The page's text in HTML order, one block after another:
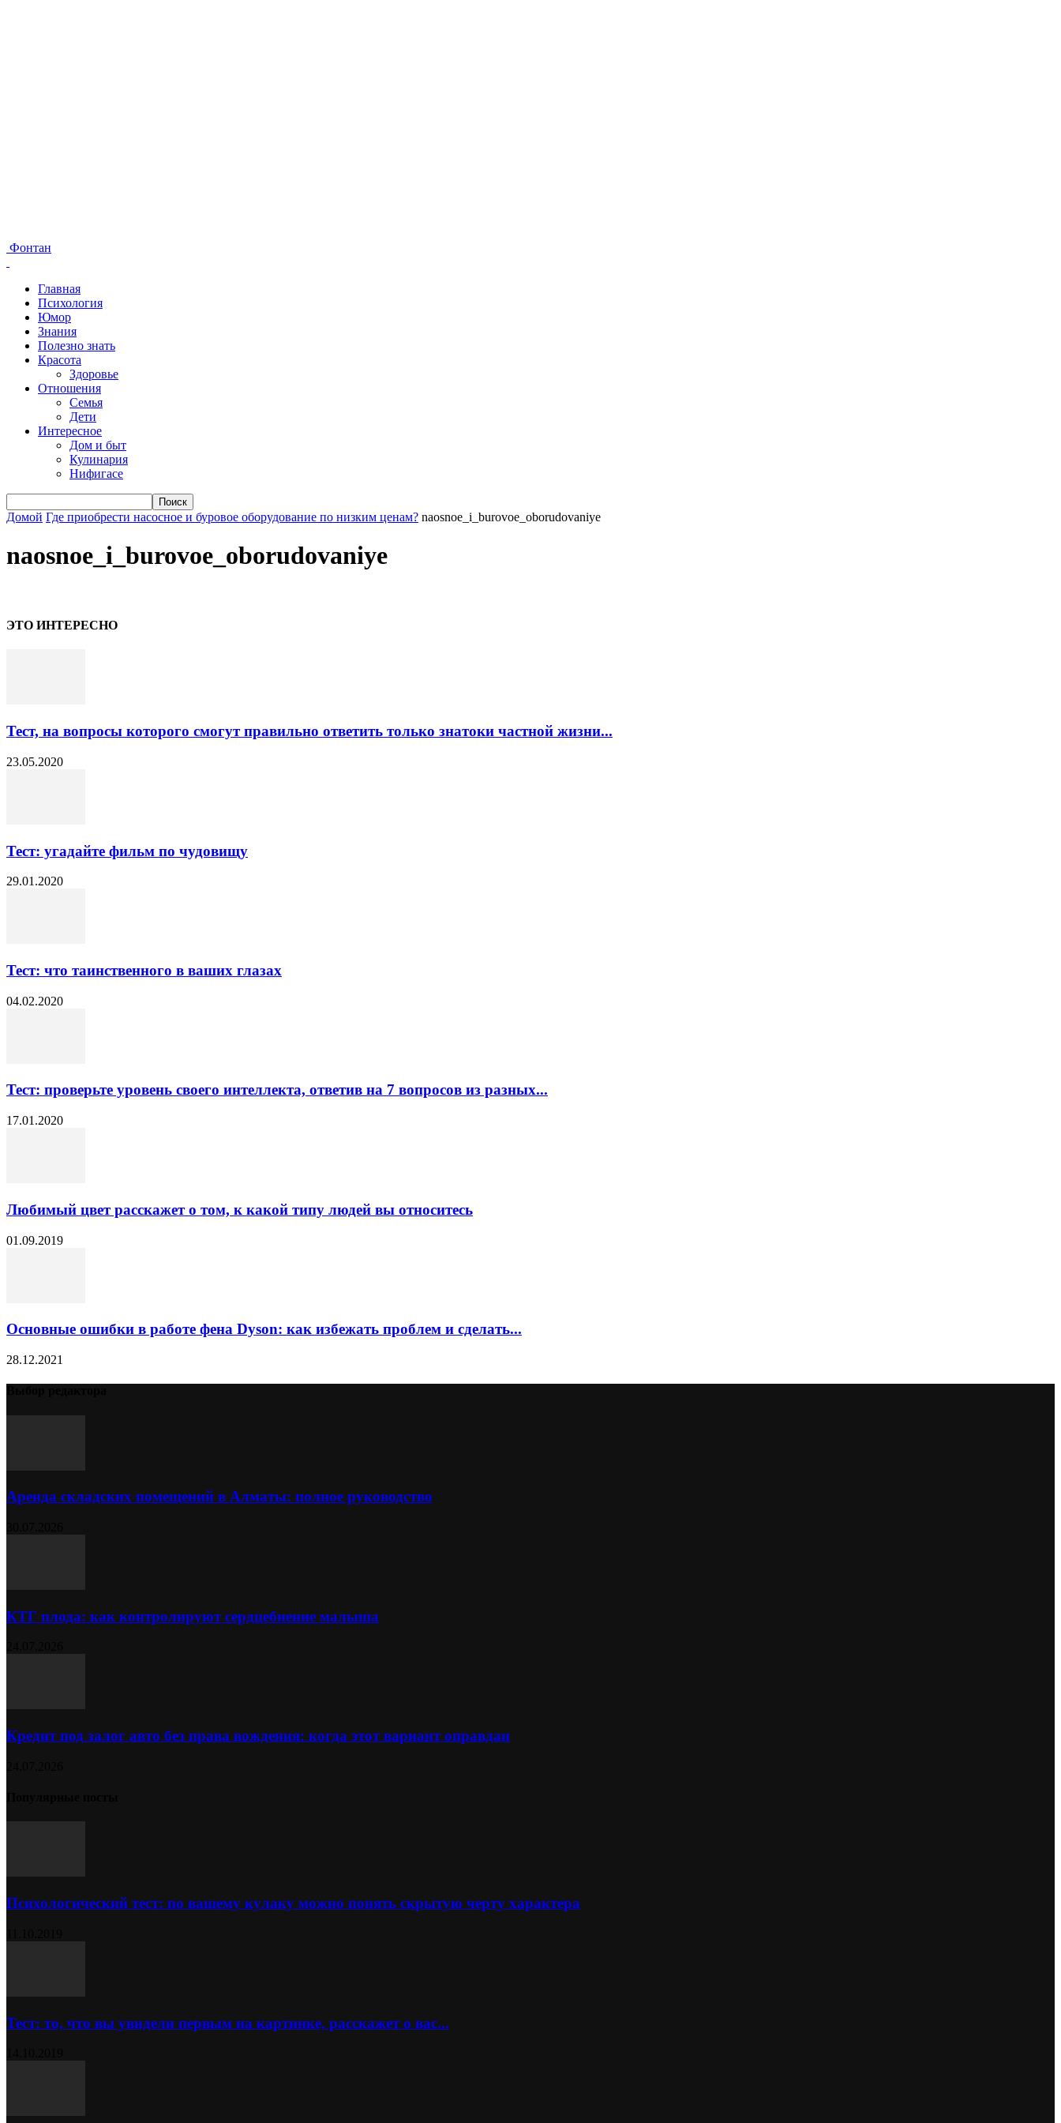
Фонтан
Главная
Психология
Юмор
Знания
Полезно знать
Красота
Здоровье
Отношения
Семья
Дети
Интересное
Дом и быт
Кулинария
Нифигасе
Домой Где приобрести насосное и буровое оборудование по низким ценам? naosnoe_i_burovoe_oborudovaniye
naosnoe_i_burovoe_oborudovaniye
ЭТО ИНТЕРЕСНО
Тест, на вопросы которого смогут правильно ответить только знатоки частной жизни...
23.05.2020
Тест: угадайте фильм по чудовищу
29.01.2020
Тест: что таинственного в ваших глазах
04.02.2020
Тест: проверьте уровень своего интеллекта, ответив на 7 вопросов из разных...
17.01.2020
Любимый цвет расскажет о том, к какой типу людей вы относитесь
01.09.2019
Основные ошибки в работе фена Dyson: как избежать проблем и сделать...
28.12.2021
Аренда складских помещений в Алматы: полное руководство
КТГ плода: как контролируют сердцебиение малыша
Кредит под залог авто без права вождения: когда этот вариант оправдан
Психологический тест: по вашему кулаку можно понять скрытую черту характера
Тест: то, что вы увидели первым на картинке, расскажет о вас...